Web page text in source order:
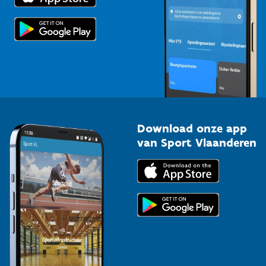
Topsporters
Download onze app
van Sport Vlaanderen